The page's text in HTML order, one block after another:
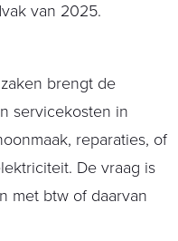
van 2025.
brengt de
servicekosten in
reparaties, of
De vraag is
met btw of daarvan